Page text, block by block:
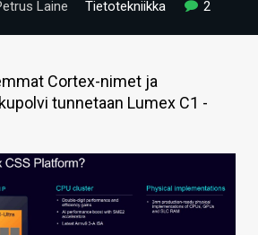
Laine Tietotekniikka 2
Cortex-nimet ja
tunnetaan Lumex C1 -